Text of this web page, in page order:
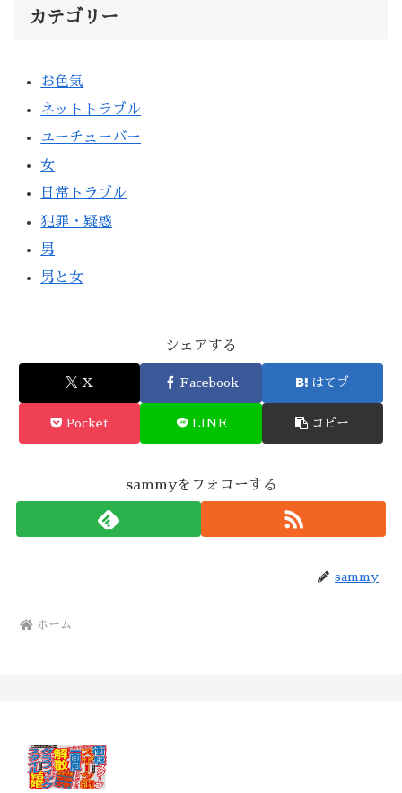
カテゴリー
お色気
ネットトラブル
ユーチューバー
女
日常トラブル
犯罪・疑惑
男
男と女
シェアする
X Facebook はてブ
Pocket LINE コピー
sammyをフォローする
sammy
ホーム